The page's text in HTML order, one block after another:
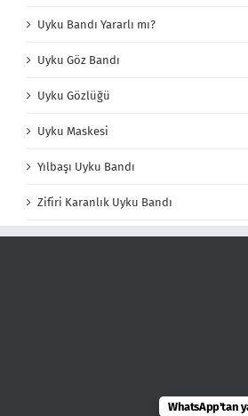
Uyku Bandı Yararlı mı?
Uyku Göz Bandı
Uyku Gözlüğü
Uyku Maskesi
Yılbaşı Uyku Bandı
Zifiri Karanlık Uyku Bandı
WhatsApp'tan